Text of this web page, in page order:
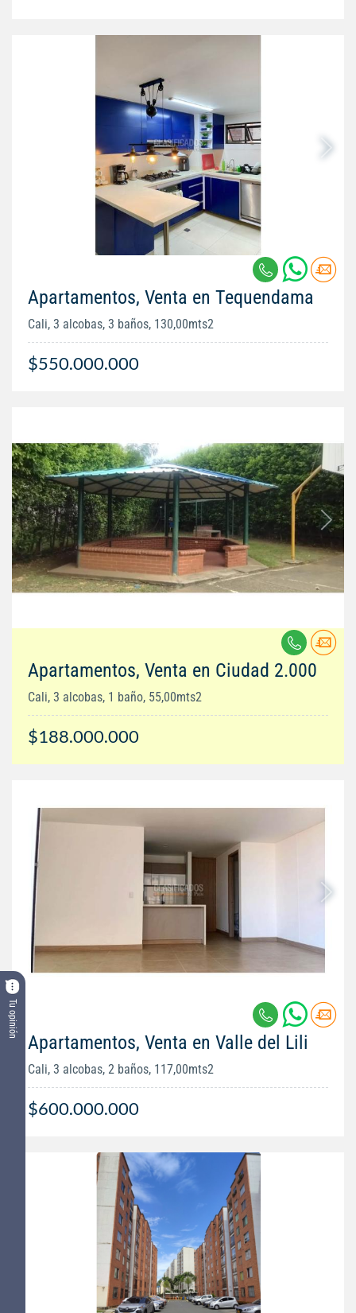
Tu opinión
Apartamentos, Venta en Tequendama
Cali, 3 alcobas, 3 baños, 130,00mts2
$550.000.000
Apartamentos, Venta en Ciudad 2.000
Cali, 3 alcobas, 1 baño, 55,00mts2
$188.000.000
Apartamentos, Venta en Valle del Lili
Cali, 3 alcobas, 2 baños, 117,00mts2
$600.000.000